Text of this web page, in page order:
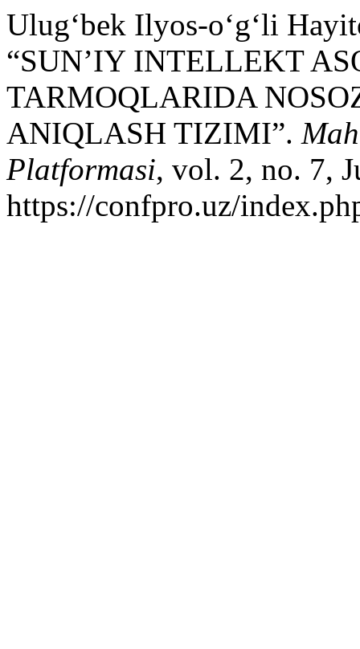
Ulug‘bek Ilyos-o‘g‘li
“SUN’IY INTELLEKT
TARMOQLARIDA
ANIQLASH TIZIMI”.
Platformasi, vol. 2, no. 7,
https://confpro.uz/